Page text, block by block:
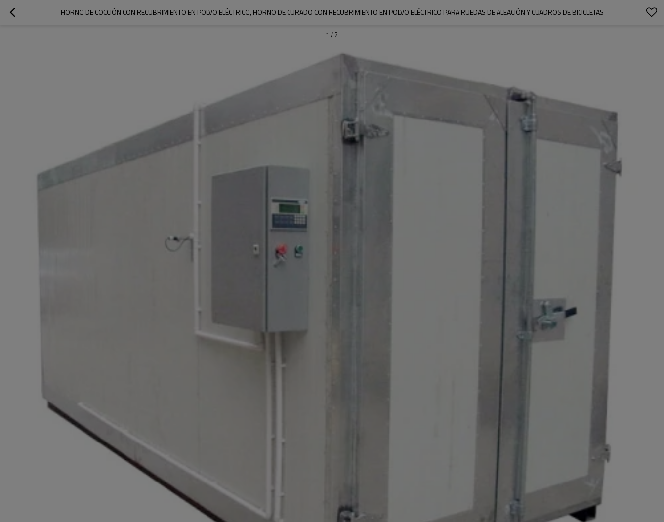
HORNO DE COCCIÓN CON RECUBRIMIENTO EN POLVO ELÉCTRICO, HORNO DE CURADO CON RECUBRIMIENTO EN POLVO ELÉCTRICO PARA RUEDAS DE ALEACIÓN Y CUADROS DE BICICLETAS
1 / 2